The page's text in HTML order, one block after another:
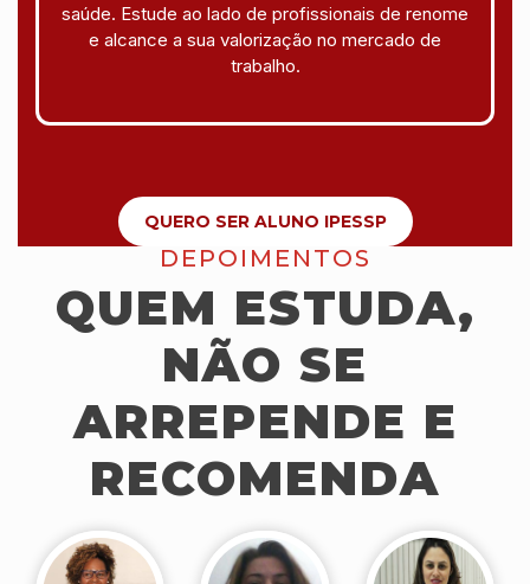
saúde. Estude ao lado de profissionais de renome
e alcance a sua valorização no mercado de
trabalho.
QUERO SER ALUNO IPESSP
DEPOIMENTOS
QUEM ESTUDA,
NÃO SE
ARREPENDE E
RECOMENDA